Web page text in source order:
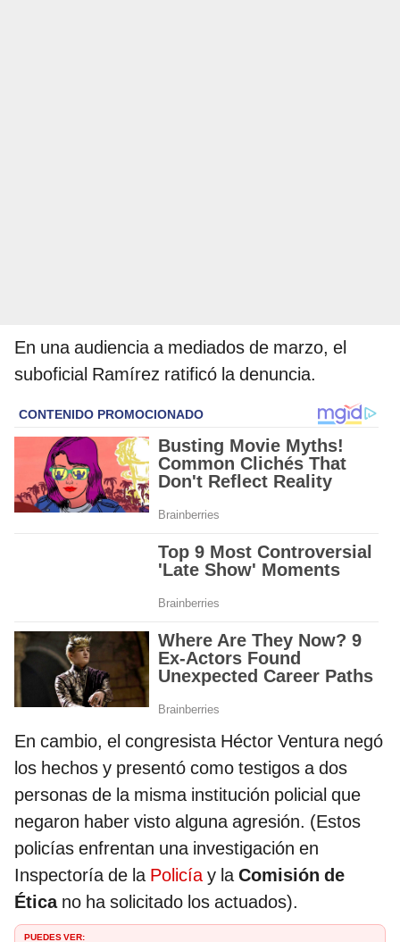
En una audiencia a mediados de marzo, el
suboficial Ramírez ratificó la denuncia.
En cambio, el congresista Héctor Ventura negó
los hechos y presentó como testigos a dos
personas de la misma institución policial que
negaron haber visto alguna agresión. (Estos
policías enfrentan una investigación en
Inspectoría de la Policíay laComisión de
Éticano ha solicitado los actuados).
PUEDES VER: